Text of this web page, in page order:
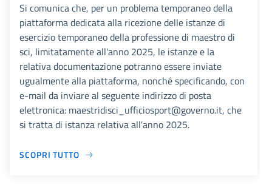
Si comunica che, per un problema temporaneo della
piattaforma dedicata alla ricezione delle istanze di
esercizio temporaneo della professione di maestro di
sci, limitatamente all'anno 2025, le istanze e la
relativa documentazione potranno essere inviate
ugualmente alla piattaforma, nonché specificando, con
e-mail da inviare al seguente indirizzo di posta
elettronica: maestridisci_ufficiosport@governo.it, che
si tratta di istanza relativa all'anno 2025.
SCOPRI TUTTO